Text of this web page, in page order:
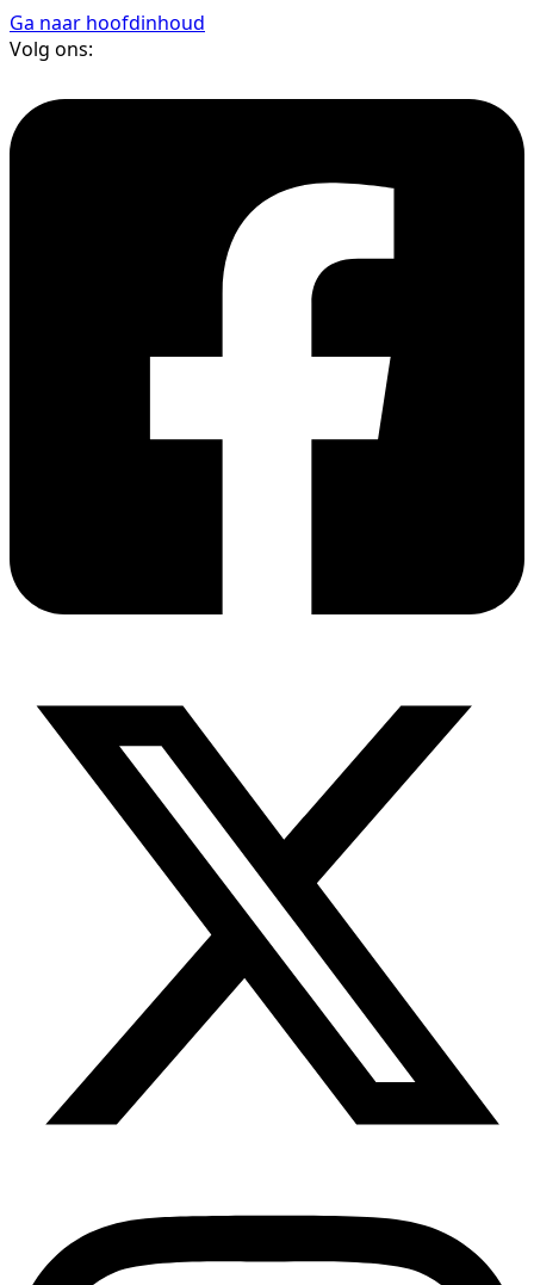
Ga naar hoofdinhoud
Volg ons: